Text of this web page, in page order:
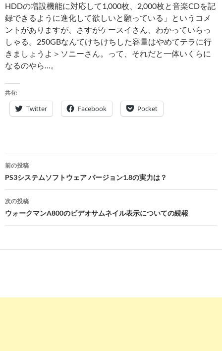
HDDの増設機能に対応して1,000枚、2,000枚と音楽CDを記
録できるように進化して欲しいと願っている」というコメ
ントがありますが、さすがケースイさん、わかっていらっ
しゃる。250GBなんてけちけちした容量はやめてテラに行
きましょうよ＞ソニーさん。って、それだと一体いくらに
なるのやら…。
共有:
Twitter Facebook Pocket
投
稿
ナ
ビ
ゲ
ー
ン
前の投稿
PS3システムソフトウェア バージョン1.8の実力は？
次の投稿
ウォークマンA800のビデオサムネイル表示についての続報